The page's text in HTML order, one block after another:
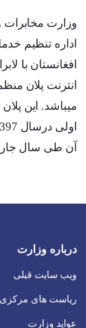
وزارت مخابرات
اداره تنظیم
افغانستان با
انترنت پلان
میباشد. این
آن طی سال
درباره وزارت
ویب سایت قبلی
ریاست های مرکزی
عواید وزارت